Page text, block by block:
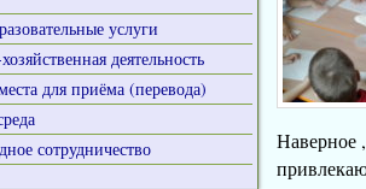
услуги
деятельность
для приёма (перевода)
сотрудничество
Наверное